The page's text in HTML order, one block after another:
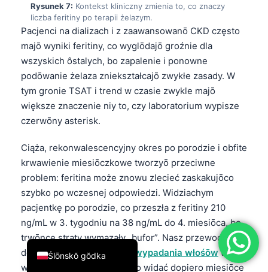
Rysunek 7: Kontekst kliniczny zmienia to, co znaczy
liczba feritiny po terapii żelazym.
Pacjenci na dializach i z zaawansowanō CKD często
majō wyniki feritiny, co wyglōdajō groźnie dla
wszyskich ôstalych, bo zapalenie i ponowne
podōwanie żelaza zniekształcajō zwykłe zasady. W
tym gronie TSAT i trend w czasie zwykle majō
większe znaczenie niy to, czy laboratorium wypisze
czerwōny asterisk.
Ciąża, rekonwalescencyjny okres po porodzie i obfite
krwawienie miesiōczkowe tworzyō przeciwne
problem: feritina może znowu zlecieć zaskakujōco
szybko po wczesnej odpowiedzi. Widziachym
pacjentkę po porodzie, co przeszła z feritiny 210
ng/mL w 3. tygodniu na 38 ng/mL do 4. miesiōca, bo
trwōnce straty wymazały „bufor”. Nasz przewodnik
do
feritiny w diagnostyce wypadania włośōwtu je
ważny, bo wypadanie często widać dopiero miesiōce
Ślōnskŏ gŏdka
English
Deutsch
العربية
Français
עִבְרִית
Español
Português
Ελληνικά
Türkçe
Română
简体中文